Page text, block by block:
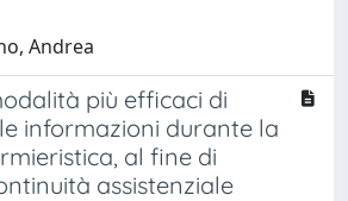
Andrea
più efficaci di
informazioni durante la
al fine di
assistenziale